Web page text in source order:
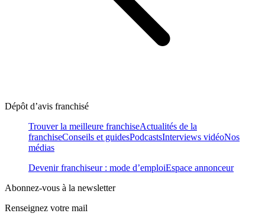
Dépôt d’avis franchisé
Trouver la meilleure franchiseActualités de la
franchiseConseils et guidesPodcastsInterviews vidéoNos
médias
Devenir franchiseur : mode d’emploiEspace annonceur
Abonnez-vous à la newsletter
Renseignez votre mail